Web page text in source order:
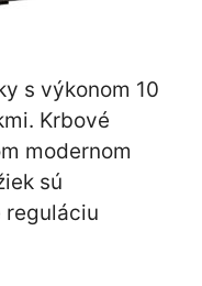
s výkonom 10
Krbové
modernom
sú
reguláciu